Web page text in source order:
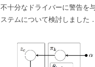
不十分なドライバーに警告を
ステムについて検討しました．